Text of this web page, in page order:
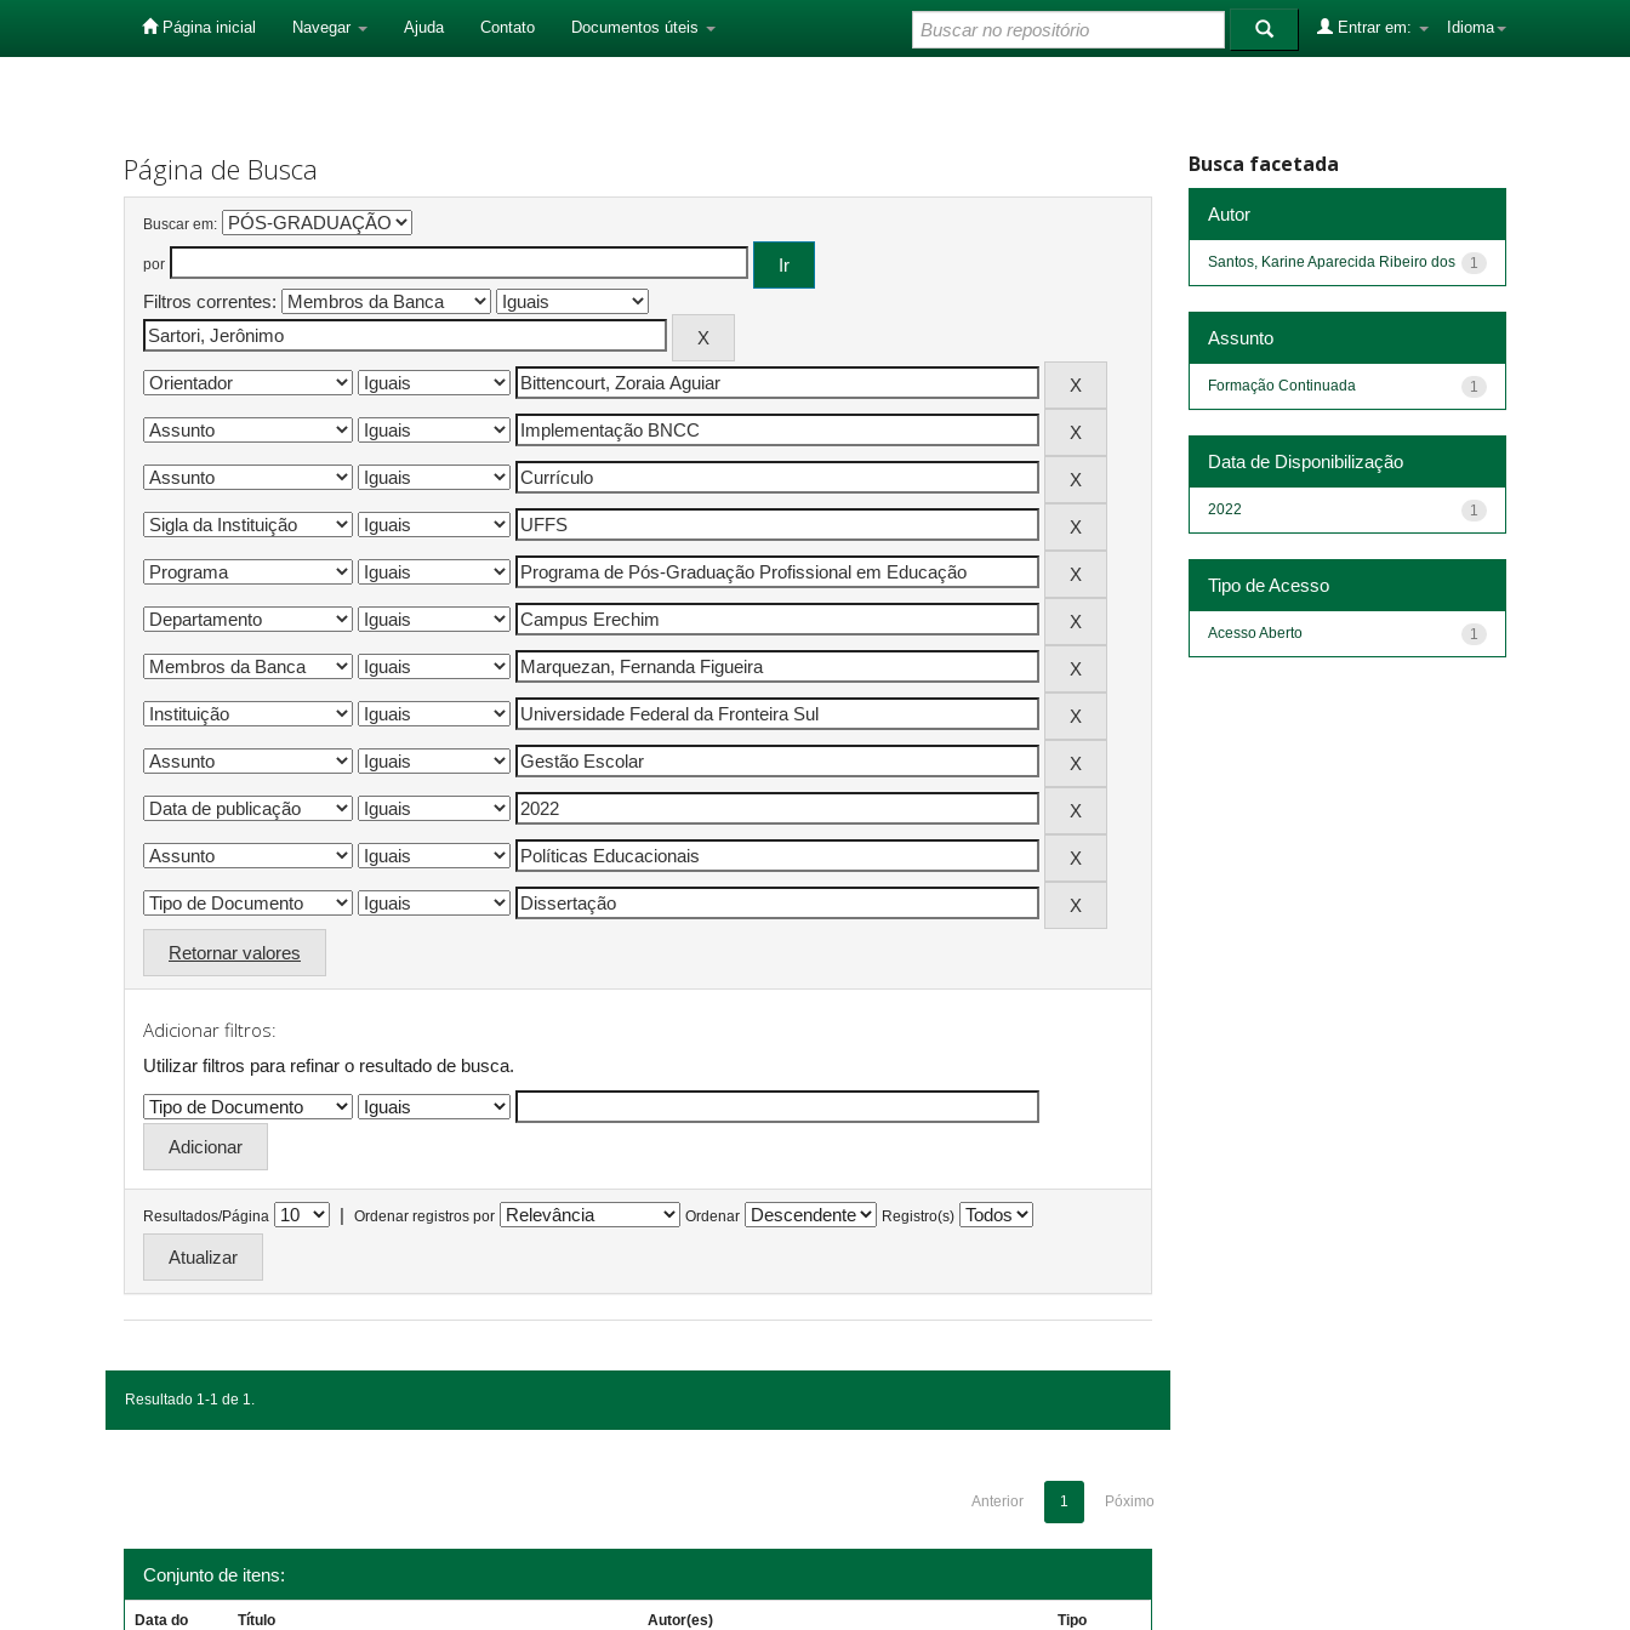
Página inicial Navegar Ajuda Contato Documentos úteis Idioma
Entrar em:
Página de Busca
Buscar em:
por
Filtros correntes:
Retornar valores
Adicionar filtros:
Utilizar filtros para refinar o resultado de busca.
Resultados/Página | Ordenar registros por Ordenar Registro(s)
Resultado 1-1 de 1.
Anterior 1 Póximo
Conjunto de itens:
Data do Título Autor(es) Tipo
Busca facetada
Autor
1
Santos, Karine Aparecida Ribeiro dos
Assunto
1
Formação Continuada
Data de Disponibilização
1
2022
Tipo de Acesso
1
Acesso Aberto